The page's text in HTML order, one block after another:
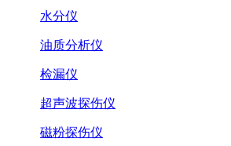
水分仪
油质分析仪
检漏仪
超声波探伤仪
磁粉探伤仪